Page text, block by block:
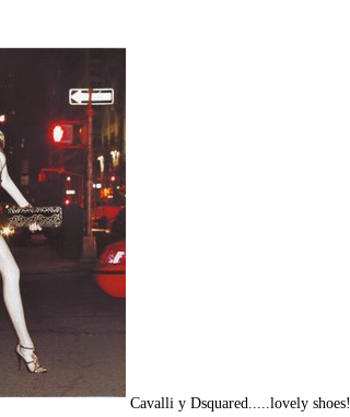
Cavalli y Dsquared.....lovely shoes!